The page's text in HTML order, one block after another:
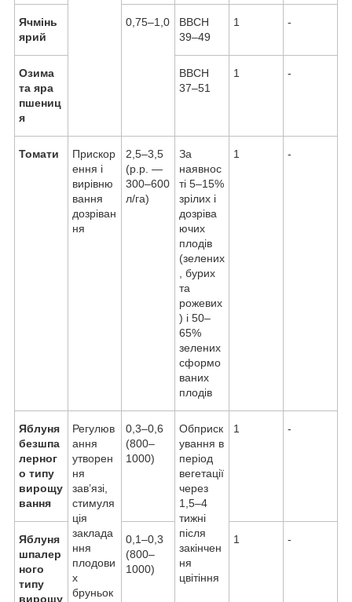
Ячмінь
ярий
0,75–1,0
BBCH
39–49
1 -
Озима
та яра
пшениц
я
BBCH
37–51
1 -
Томати
Прискор
ення і
вирівню
вання
дозріван
ня
2,5–3,5
(р.р. —
300–600
л/га)
За
наявнос
ті 5–15%
зрілих і
дозріва
ючих
плодів
(зелених
, бурих
та
рожевих
) і 50–
65%
зелених
сформо
ваних
плодів
1 -
Яблуня
безшпа
лерног
о типу
вирощу
вання
Регулюв
ання
утворен
ня
зав’язі,
стимуля
ція
заклада
ння
плодови
х
бруньок
0,3–0,6
(800–
1000)
Обприск
ування в
період
вегетації
через
1,5–4
тижні
після
закінчен
ня
цвітіння
1 -
Яблуня
шпалер
ного
типу
вирощу
0,1–0,3
(800–
1000)
1 -